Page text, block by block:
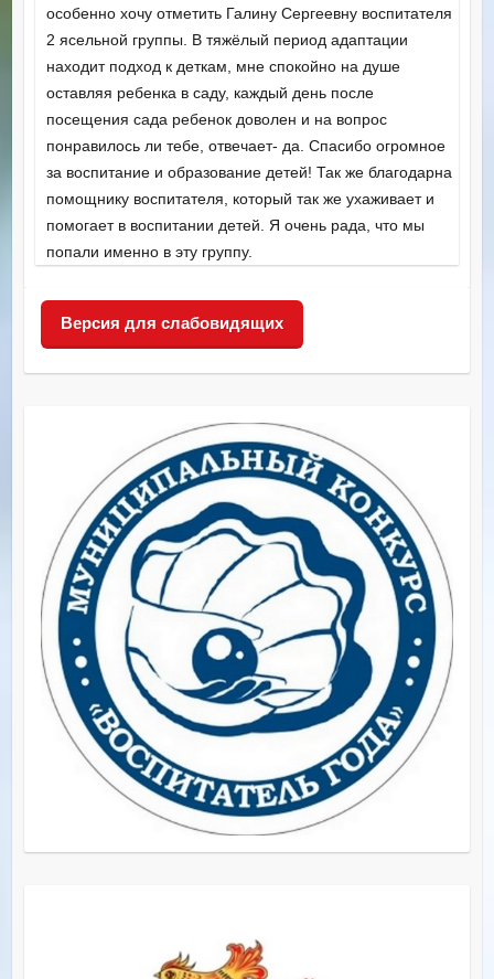
особенно хочу отметить Галину Сергеевну воспитателя
2 ясельной группы. В тяжёлый период адаптации
находит подход к деткам, мне спокойно на душе
оставляя ребенка в саду, каждый день после
посещения сада ребенок доволен и на вопрос
понравилось ли тебе, отвечает- да. Спасибо огромное
за воспитание и образование детей! Так же благодарна
помощнику воспитателя, который так же ухаживает и
помогает в воспитании детей. Я очень рада, что мы
попали именно в эту группу.
Версия для слабовидящих